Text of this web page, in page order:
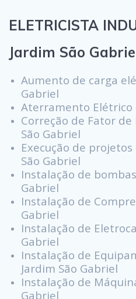
ELETRICISTA
Jardim São
Aumento de carga
Gabriel
Aterramento Elétrico
Correção de Fator
São Gabriel
Execução de
São Gabriel
Instalação de
Gabriel
Instalação de
Gabriel
Instalação de
Gabriel
Instalação de
Jardim São Gabriel
Instalação de
Gabriel